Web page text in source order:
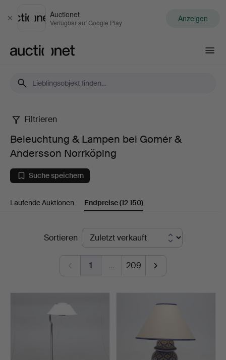
Schließen
Auctionet
Verfügbar auf Google Play Anzeigen
Beleuchtung
Lampen
bei
Andersson
Norrköping
Filtrieren
Beleuchtung & Lampen bei Gomér &
Andersson Norrköping
Suche speichern
Laufende Auktionen Endpreise(12 150)
EndpreiseSortieren
1 … 209